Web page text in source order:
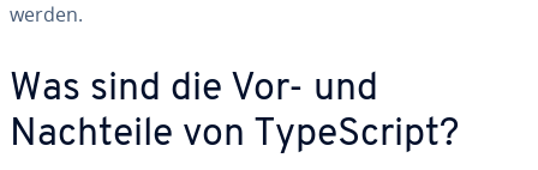
werden.
Was sind die Vor- und
Nachteile von Ty­pe­Script?